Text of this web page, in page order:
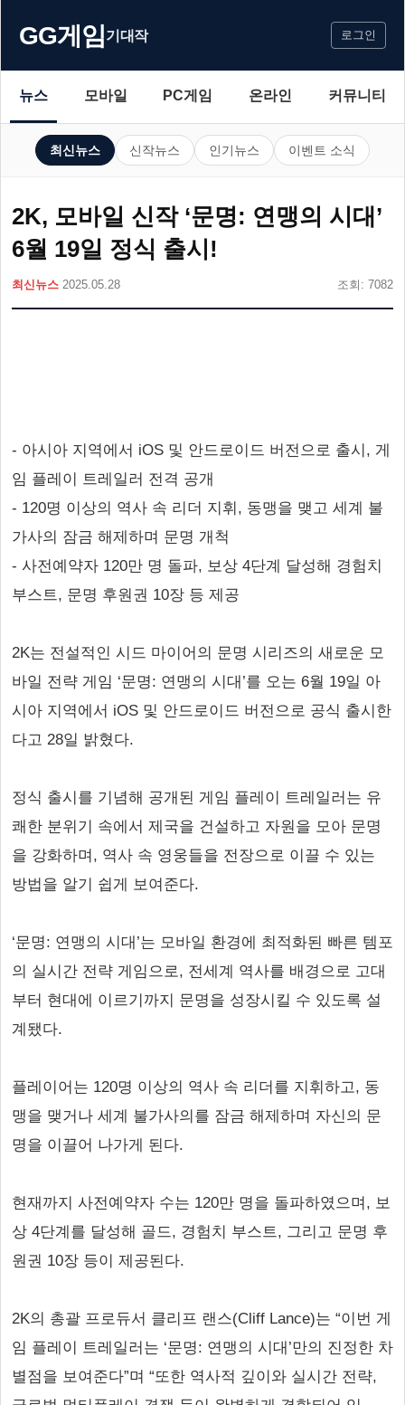
GG게임기대작 로그인
뉴스 모바일 PC게임 온라인 커뮤니티
최신뉴스 신작뉴스 인기뉴스 이벤트 소식
2K, 모바일 신작 ‘문명: 연맹의 시대’
6월 19일 정식 출시!
최신뉴스 2025.05.28 조회: 7082
- 아시아 지역에서 iOS 및 안드로이드 버전으로 출시, 게
임 플레이 트레일러 전격 공개
- 120명 이상의 역사 속 리더 지휘, 동맹을 맺고 세계 불
가사의 잠금 해제하며 문명 개척
- 사전예약자 120만 명 돌파, 보상 4단계 달성해 경험치
부스트, 문명 후원권 10장 등 제공
2K는 전설적인 시드 마이어의 문명 시리즈의 새로운 모
바일 전략 게임 ‘문명: 연맹의 시대’를 오는 6월 19일 아
시아 지역에서 iOS 및 안드로이드 버전으로 공식 출시한
다고 28일 밝혔다.
정식 출시를 기념해 공개된 게임 플레이 트레일러는 유
쾌한 분위기 속에서 제국을 건설하고 자원을 모아 문명
을 강화하며, 역사 속 영웅들을 전장으로 이끌 수 있는
방법을 알기 쉽게 보여준다.
‘문명: 연맹의 시대’는 모바일 환경에 최적화된 빠른 템포
의 실시간 전략 게임으로, 전세계 역사를 배경으로 고대
부터 현대에 이르기까지 문명을 성장시킬 수 있도록 설
계됐다.
플레이어는 120명 이상의 역사 속 리더를 지휘하고, 동
맹을 맺거나 세계 불가사의를 잠금 해제하며 자신의 문
명을 이끌어 나가게 된다.
현재까지 사전예약자 수는 120만 명을 돌파하였으며, 보
상 4단계를 달성해 골드, 경험치 부스트, 그리고 문명 후
원권 10장 등이 제공된다.
2K의 총괄 프로듀서 클리프 랜스(Cliff Lance)는 “이번 게
임 플레이 트레일러는 ‘문명: 연맹의 시대’만의 진정한 차
별점을 보여준다”며 “또한 역사적 깊이와 실시간 전략,